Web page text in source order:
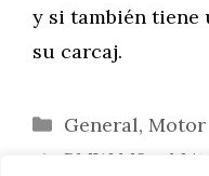
y si también tiene
su carcaj.
Categorías
General, Motor
BMW M3 y